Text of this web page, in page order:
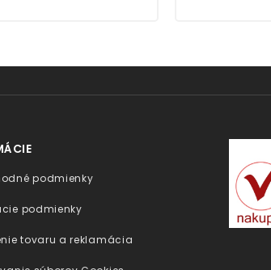
podmienky
podmienky
tovaru a reklamácia